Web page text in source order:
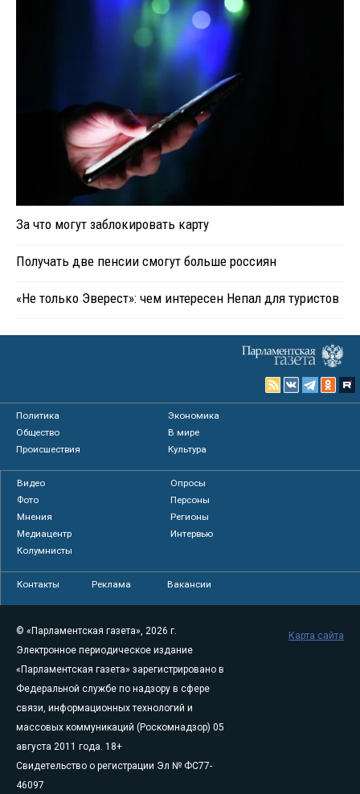
За что могут заблокировать карту
Получать две пенсии смогут больше россиян
«Не только Эверест»: чем интересен Непал для туристов
Политика
Экономика
Общество
В мире
Происшествия
Культура
Видео
Опросы
Фото
Персоны
Мнения
Регионы
Медиацентр
Интервью
Колумнисты
Контакты Реклама Вакансии
© «Парламентская газета», 2026 г.
Электронное периодическое издание
«Парламентская газета» зарегистрировано в
Федеральной службе по надзору в сфере
связи, информационных технологий и
массовых коммуникаций (Роскомнадзор) 05
августа 2011 года. 18+
Свидетельство о регистрации Эл № ФС77-
46097
Карта сайта